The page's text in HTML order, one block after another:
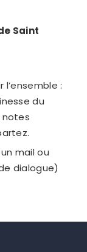
Saint
l’ensemble :
du
mail ou
dialogue)